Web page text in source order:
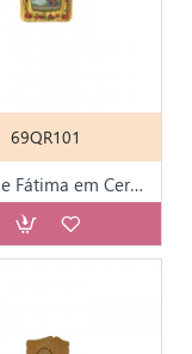
69QR101
Placa de Fátima em Cerâmica Sintética